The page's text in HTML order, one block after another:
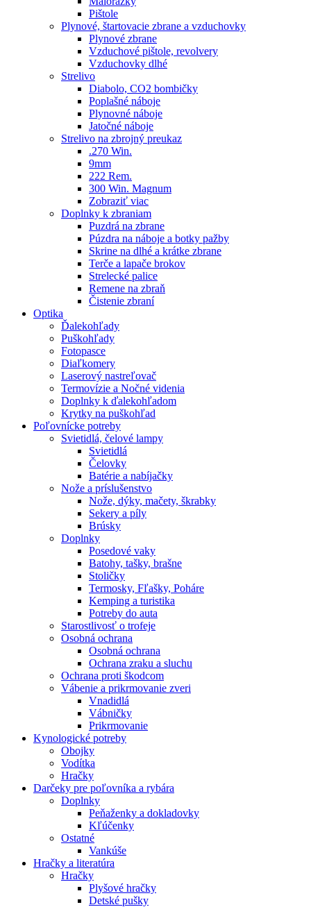
Pištole
Plynové, štartovacie zbrane a vzduchovky
Plynové zbrane
Vzduchové pištole, revolvery
Vzduchovky dlhé
Strelivo
Diabolo, CO2 bombičky
Poplašné náboje
Plynovné náboje
Jatočné náboje
Strelivo na zbrojný preukaz
.270 Win.
9mm
222 Rem.
300 Win. Magnum
Zobraziť viac
Doplnky k zbraniam
Puzdrá na zbrane
Púzdra na náboje a botky pažby
Skrine na dlhé a krátke zbrane
Terče a lapače brokov
Strelecké palice
Remene na zbraň
Čistenie zbraní
Optika
Ďalekohľady
Puškohľady
Fotopasce
Diaľkomery
Laserový nastreľovač
Termovízie a Nočné videnia
Doplnky k ďalekohľadom
Krytky na puškohľad
Poľovnícke potreby
Svietidlá, čelové lampy
Svietidlá
Čelovky
Batérie a nabíjačky
Nože a príslušenstvo
Nože, dýky, mačety, škrabky
Sekery a píly
Brúsky
Doplnky
Posedové vaky
Batohy, tašky, brašne
Stoličky
Termosky, Fľašky, Poháre
Kemping a turistika
Potreby do auta
Starostlivosť o trofeje
Osobná ochrana
Osobná ochrana
Ochrana zraku a sluchu
Ochrana proti škodcom
Vábenie a prikrmovanie zveri
Vnadidlá
Vábničky
Prikrmovanie
Kynologické potreby
Obojky
Vodítka
Hračky
Darčeky pre poľovníka a rybára
Doplnky
Peňaženky a dokladovky
Kľúčenky
Ostatné
Vankúše
Hračky a literatúra
Hračky
Plyšové hračky
Detské pušky